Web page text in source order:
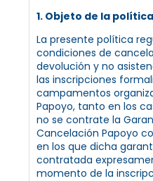
1. Objeto de la política
La presente política
condiciones de
devolución y no
las inscripciones
campamentos
Papoyo, tanto en los
no se contrate la
Cancelación Papoyo
en los que dicha
contratada
momento de la